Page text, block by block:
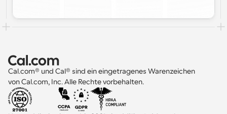
Cal.com® und Cal® sind ein eingetragenes Warenzeichen
von Cal.com, Inc. Alle Rechte vorbehalten.